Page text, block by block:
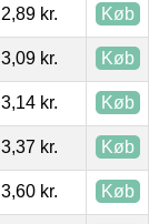
2,89 kr. Køb
3,09 kr. Køb
3,14 kr. Køb
3,37 kr. Køb
3,60 kr. Køb